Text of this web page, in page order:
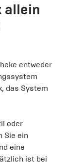
allein
entweder
das System
oder
Sie ein
eine
ist bei